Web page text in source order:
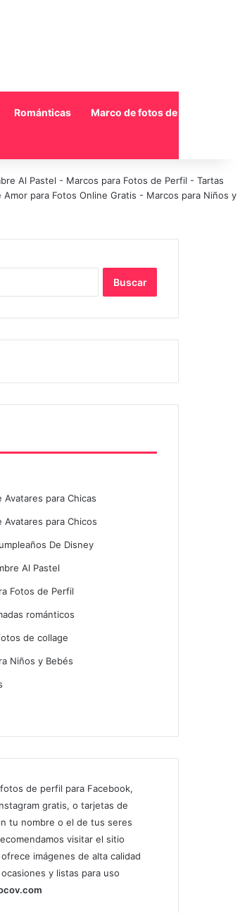
Románticas Marco de fotos de collage
Al Pastel - Marcos para Fotos de Perfil - Tartas
Amor para Fotos Online Gratis - Marcos para Niños y
Avatares para Chicas
Avatares para Chicos
De Disney
Al Pastel
Fotos de Perfil
románticos
de collage
Niños y Bebés
de perfil para Facebook,
gratis, o tarjetas de
tu nombre o el de tus seres
visitar el sitio
imágenes de alta calidad
y listas para uso